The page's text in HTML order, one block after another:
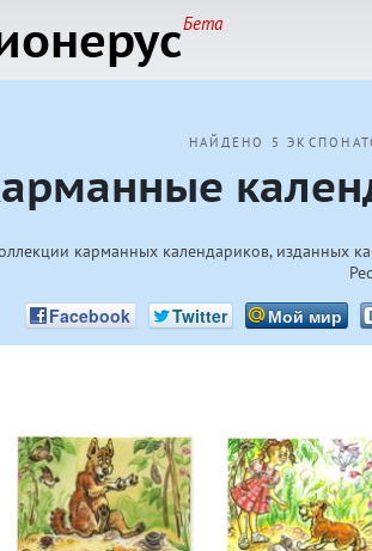
Бета
НАЙДЕНО 5
карманных календариков, изданных
Facebook Twitter Мой мир